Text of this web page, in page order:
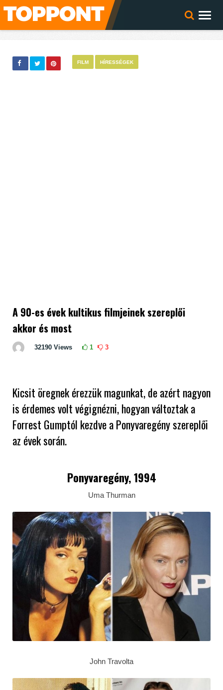
FILM HÍRESSÉGEK
A 90-es évek kultikus filmjeinek szereplői
akkor és most
32190 Views 1 3
Kicsit öregnek érezzük magunkat, de azért nagyon
is érdemes volt végignézni, hogyan változtak a
Forrest Gumptól kezdve a Ponyvaregény szereplői
az évek során.
Ponyvaregény, 1994
Uma Thurman
John Travolta